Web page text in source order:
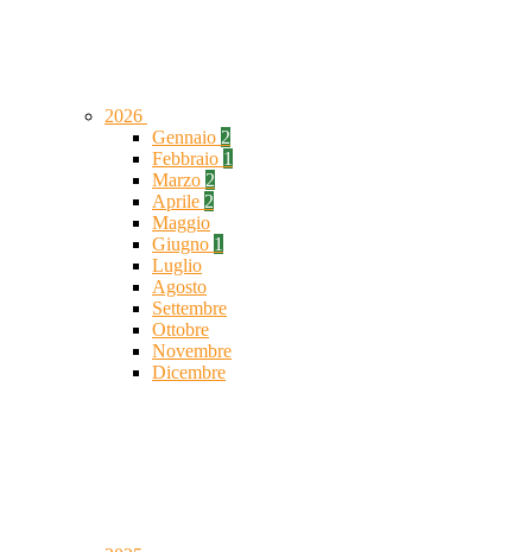
2026
Gennaio 2
Febbraio 1
Marzo 2
Aprile 2
Maggio
Giugno 1
Luglio
Agosto
Settembre
Ottobre
Novembre
Dicembre